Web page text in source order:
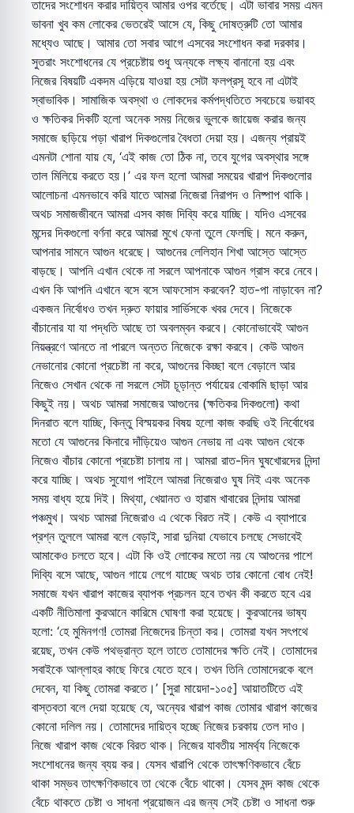
তাদের সংশোধন করার দায়িত্ব আমার ওপর বর্তেছে। এটা ভাবার সময় এমন
ভাবনা খুব কম লোকের ভেতরেই আসে যে, কিছু দোষত্রুটি তো আমার
মধ্যেও আছে। আমার তো সবার আগে এসবের সংশোধন করা দরকার।
সুতরাং সংশোধনের যে প্রচেষ্টায় শুধু অন্যকে লক্ষ্য বানানো হয় এবং
নিজের বিষয়টি একদম এড়িয়ে যাওয়া হয় সেটা ফলপ্রসূ হবে না এটাই
স্বাভাবিক। সামাজিক অবস্থা ও লোকদের কর্মপদ্ধতিতে সবচেয়ে ভয়াবহ
ও ক্ষতিকর দিকটি হলো অনেক সময় নিজের ভুলকে জায়েজ করার জন্য
সমাজে ছড়িয়ে পড়া খারাপ দিকগুলোর বৈধতা দেয়া হয়। এজন্য প্রায়ই
এমনটা শোনা যায় যে, ‘এই কাজ তো ঠিক না, তবে যুগের অবস্থার সঙ্গে
তাল মিলিয়ে করতে হয়।’ এর ফল হলো আমরা সময়ের খারাপ দিকগুলোর
আলোচনা এমনভাবে করি যাতে আমরা নিজেরা নিরাপদ ও নিষ্পাপ থাকি।
অথচ সমাজজীবনে আমরা এসব কাজ দিব্যি করে যাচ্ছি। যদিও এসবের
মন্দের দিকগুলো বর্ণনা করে আমরা মুখে ফেনা তুলে ফেলছি। মনে করুন,
আপনার সামনে আগুন ধরেছে। আগুনের লেলিহান শিখা আস্তে আস্তে
বাড়ছে। আপনি এখান থেকে না সরলে আপনাকে আগুন গ্রাস করে নেবে।
এখন কি আপনি এখানে বসে বসে আফসোস করবেন? হাত-পা নাড়াবেন না?
একজন নির্বোধও তখন দ্রুত ফায়ার সার্ভিসকে খবর দেবে। নিজেকে
বাঁচানোর যা যা পদ্ধতি আছে তা অবলম্বন করবে। কোনোভাবেই আগুন
নিয়ন্ত্রণে আনতে না পারলে অন্তত নিজেকে রক্ষা করবে। কেউ আগুন
নেভানোর কোনো প্রচেষ্টা না করে, আগুনের কিচ্ছা বলে বেড়ালে আর
নিজেও সেখান থেকে না সরলে সেটা চূড়ান্ত পর্যায়ের বোকামি ছাড়া আর
কিছুই নয়। অথচ আমরা সমাজের আগুনের (ক্ষতিকর দিকগুলো) কথা
দিনরাত বলে যাচ্ছি, কিন্তু বিস্ময়কর বিষয় হলো কাজ করছি ওই নির্বোধের
মতো যে আগুনের কিনারে দাঁড়িয়েও আগুন নেভায় না এবং আগুন থেকে
নিজেও বাঁচার কোনো প্রচেষ্টা চালায় না। আমরা রাত-দিন ঘুষখোরদের নিন্দা
করে যাচ্ছি। অথচ সুযোগ পাইলে আমরা নিজেরাও ঘুষ নিই এবং অনেক
সময় বাধ্য হয়ে দিই। মিথ্যা, খেয়ানত ও হারাম খাবারের নিন্দায় আমরা
পঞ্চমুখ। অথচ আমরা নিজেরাও এ থেকে বিরত নই। কেউ এ ব্যাপারে
প্রশ্ন তুললে আমরা বলে বেড়াই, সারা দুনিয়া যেভাবে চলছে সেভাবেই
আমাকেও চলতে হবে। এটা কি ওই লোকের মতো নয় যে আগুনের পাশে
দিব্যি বসে আছে, আগুন গায়ে লেগে যাচ্ছে অথচ তার কোনো বোধ নেই!
সমাজে যখন খারাপ কাজের ব্যাপক প্রচলন হবে তখন কী করতে হবে এর
একটি নীতিমালা কুরআনে কারিমে ঘোষণা করা হয়েছে। কুরআনের ভাষ্য
হলো: ‘হে মুমিনগণ! তোমরা নিজেদের চিন্তা কর। তোমরা যখন সৎপথে
রয়েছ, তখন কেউ পথভ্রান্ত হলে তাতে তোমাদের ক্ষতি নেই। তোমাদের
সবাইকে আল্লাহর কাছে ফিরে যেতে হবে। তখন তিনি তোমাদেরকে বলে
দেবেন, যা কিছু তোমরা করতে।’ [সুরা মায়েদা-১০৫] আয়াতটিতে এই
বাস্তবতা বলে দেয়া হয়েছে যে, অন্যের খারাপ কাজ তোমার খারাপ কাজের
কোনো দলিল নয়। তোমাদের দায়িত্ব হচ্ছে নিজের চরকায় তেল দাও।
নিজে খারাপ কাজ থেকে বিরত থাক। নিজের যাবতীয় সামর্থ্য নিজেকে
সংশোধনের জন্য ব্যয় কর। যেসব খারাপি থেকে তাৎক্ষণিকভাবে বেঁচে
থাকা সম্ভব তাৎক্ষণিকভাবে তা থেকে বেঁচে থাকো। যেসব মন্দ কাজ থেকে
বেঁচে থাকতে চেষ্টা ও সাধনা প্রয়োজন এর জন্য সেই চেষ্টা ও সাধনা শুরু